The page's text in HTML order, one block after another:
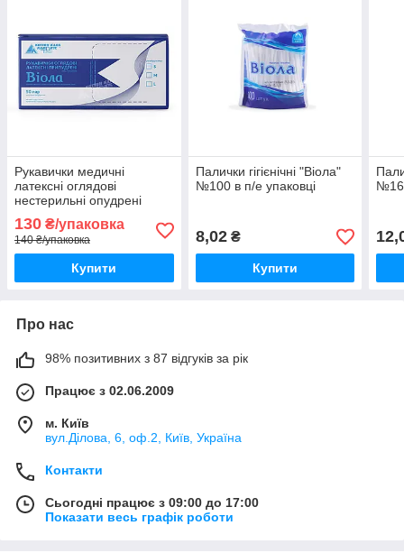
Рукавички медичні
латексні оглядові
нестерильні опудрені
130 ₴/упаковка
140 ₴/упаковка
Купити
Палички гігієнічні "Віола"
№100 в п/е упаковці
8,02₴
Купити
Про нас
98% позитивних з 87 відгуків за рік
Працює з 02.06.2009
м. Київ
вул.Ділова, 6, оф.2, Київ, Україна
Контакти
Сьогодні працює з 09:00 до 17:00
Показати весь графік роботи